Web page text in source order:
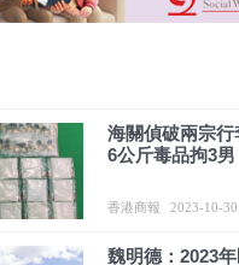
海關偵破兩宗
6公斤毒品拘3男
香港商報 2023-10-30
魏明德：2023